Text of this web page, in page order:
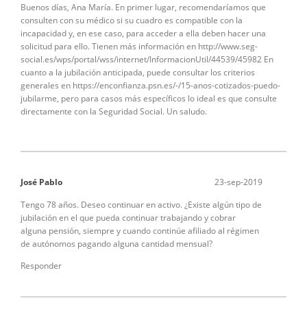
Buenos días, Ana María. En primer lugar, recomendaríamos que
consulten con su médico si su cuadro es compatible con la
incapacidad y, en ese caso, para acceder a ella deben hacer una
solicitud para ello. Tienen más información en http://www.seg-
social.es/wps/portal/wss/internet/InformacionUtil/44539/45982 En
cuanto a la jubilación anticipada, puede consultar los criterios
generales en https://enconfianza.psn.es/-/15-anos-cotizados-puedo-
jubilarme, pero para casos más específicos lo ideal es que consulte
directamente con la Seguridad Social. Un saludo.
José Pablo 23-sep-2019
Tengo 78 años. Deseo continuar en activo. ¿Existe algún tipo de
jubilación en el que pueda continuar trabajando y cobrar
alguna pensión, siempre y cuando continúe afiliado al régimen
de autónomos pagando alguna cantidad mensual?
Responder